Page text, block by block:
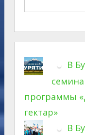
В
программы
гектар»
В